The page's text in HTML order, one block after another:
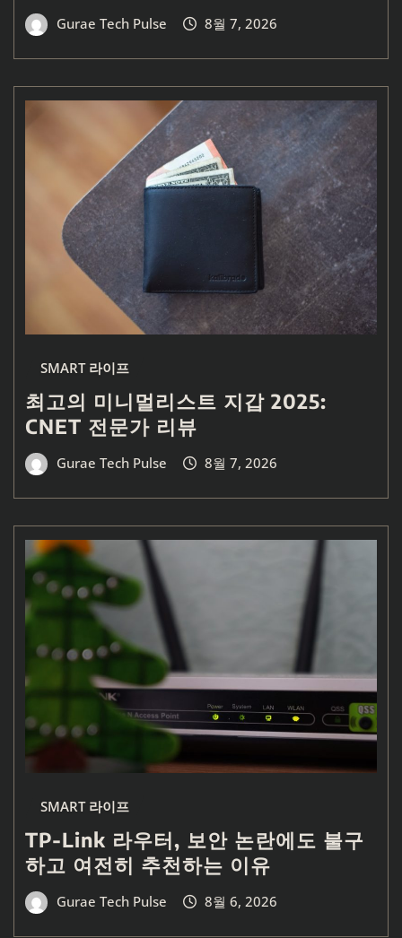
Gurae Tech Pulse 8월 7, 2026
SMART 라이프
최고의 미니멀리스트 지갑 2025:
CNET 전문가 리뷰
Gurae Tech Pulse 8월 7, 2026
SMART 라이프
TP-Link 라우터, 보안 논란에도 불구
하고 여전히 추천하는 이유
Gurae Tech Pulse 8월 6, 2026